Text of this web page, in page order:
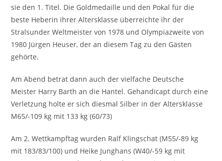
sie den 1. Titel. Die Goldmedaille und den Pokal für die
beste Heberin ihrer Altersklasse überreichte ihr der
Stralsunder Weltmeister von 1978 und Olympiazweite von
1980 Jürgen Heuser, der an diesem Tag zu den Gästen
gehörte.
Am Abend betrat dann auch der vielfache Deutsche
Meister Harry Barth an die Hantel. Gehandicapt durch eine
Verletzung holte er sich diesmal Silber in der Altersklasse
M65/-109 kg mit 133 kg (60/73)
Am 2. Wettkampftag wurden Ralf Klingschat (M55/-89 kg
mit 183/83/100) und Heike Junghans (W40/-59 kg mit